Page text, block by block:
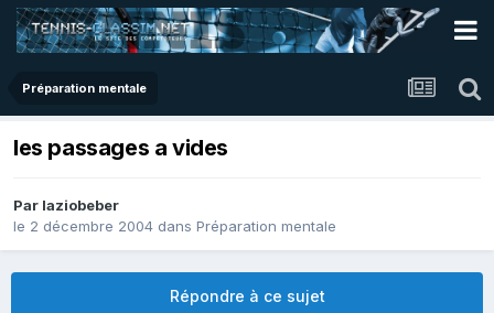
Préparation mentale
les passages a vides
Par laziobeber
le 2 décembre 2004 dans Préparation mentale
Répondre à ce sujet